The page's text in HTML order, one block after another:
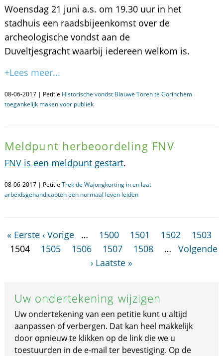
Woensdag 21 juni a.s. om 19.30 uur in het
stadhuis een raadsbijeenkomst over de
archeologische vondst aan de
Duveltjesgracht waarbij iedereen welkom is.
+Lees meer...
08-06-2017 | Petitie Historische vondst Blauwe Toren te Gorinchem
toegankelijk maken voor publiek
Meldpunt herbeoordeling FNV
FNV is een meldpunt gestart.
08-06-2017 | Petitie Trek de Wajongkorting in en laat
arbeidsgehandicapten een normaal leven leiden
« Eerste ‹ Vorige … 1500 1501 1502
1503
1504
1505 1506 1507 1508 …
Volgende
› Laatste »
Uw ondertekening wijzigen
Uw ondertekening van een petitie kunt u altijd
aanpassen of verbergen. Dat kan heel makkelijk
door opnieuw te klikken op de link die we u
toestuurden in de e-mail ter bevestiging. Op de